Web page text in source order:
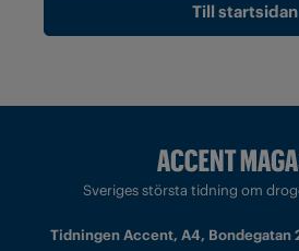
Till startsidan
Sveriges största tidning om
Tidningen Accent, A4, Bondegatan